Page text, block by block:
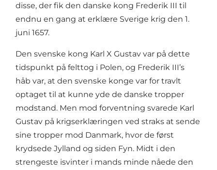
disse, der fik den danske kong Frederik III til
endnu en gang at erklære Sverige krig den 1.
juni 1657.
Den svenske kong Karl X Gustav var på dette
tidspunkt på felttog i Polen, og Frederik III’s
håb var, at den svenske konge var for travlt
optaget til at kunne yde de danske tropper
modstand. Men mod forventning svarede Karl
Gustav på krigserklæringen ved straks at sende
sine tropper mod Danmark, hvor de først
krydsede Jylland og siden Fyn. Midt i den
strengeste isvinter i mands minde nåede den